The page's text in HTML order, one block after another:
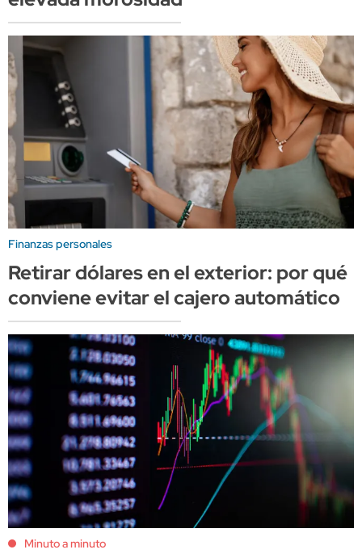
Finanzas personales
Retirar dólares en el exterior: por qué
conviene evitar el cajero automático
Minuto a minuto